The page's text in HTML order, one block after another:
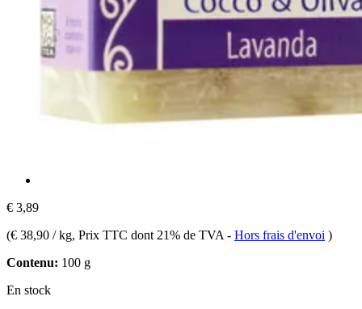
€ 3,89
(€ 38,90 / kg, Prix TTC dont 21% de TVA - Hors frais d'envoi )
Contenu: 100 g
En stock